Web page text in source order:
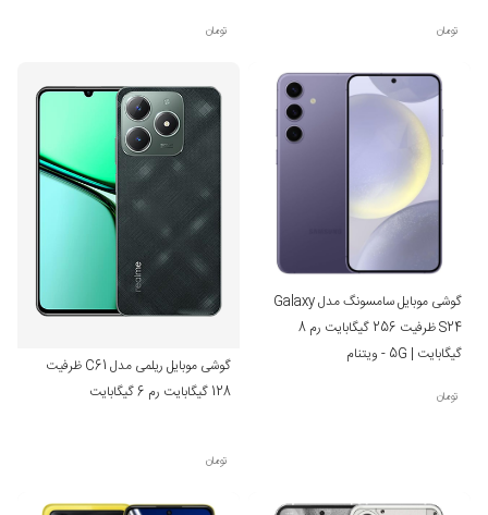
تومان تومان
گوشی موبایل سامسونگ مدل Galaxy
S24 ظرفیت 256 گیگابایت رم 8
گیگابایت | 5G - ویتنام
تومان
گوشی موبایل ریلمی مدل C61 ظرفیت
128 گیگابایت رم 6 گیگابایت
تومان